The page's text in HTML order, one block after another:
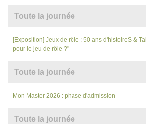
Toute la journée
[Exposition] Jeux de rôle : 50 ans d'histoireS &
pour le jeu de rôle ?"
Toute la journée
Mon Master 2026 : phase d'admission
Toute la journée